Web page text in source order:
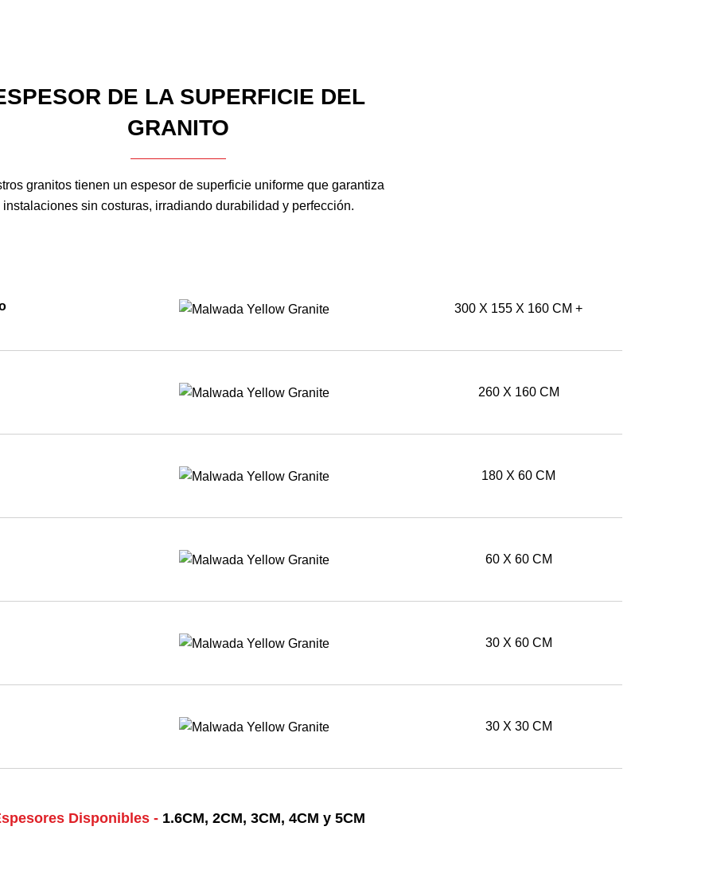
DE LA SUPERFICIE DEL
GRANITO
granitos tienen un espesor de superficie uniforme que garantiza
instalaciones sin costuras, irradiando durabilidad y perfección.
300 X 155 X 160 CM +
260 X 160 CM
180 X 60 CM
60 X 60 CM
30 X 60 CM
30 X 30 CM
Disponibles -1.6CM, 2CM, 3CM, 4CM y 5CM